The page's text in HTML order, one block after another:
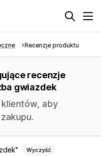
Recenzje produktu
recenzje
gwiazdek
aby
Wyczyść